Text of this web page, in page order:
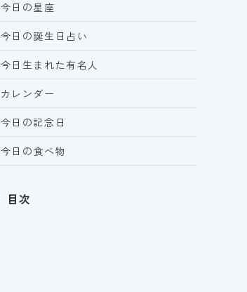
今日の星座
今日の誕生日占い
今日生まれた有名人
カレンダー
今日の記念日
今日の食べ物
目次